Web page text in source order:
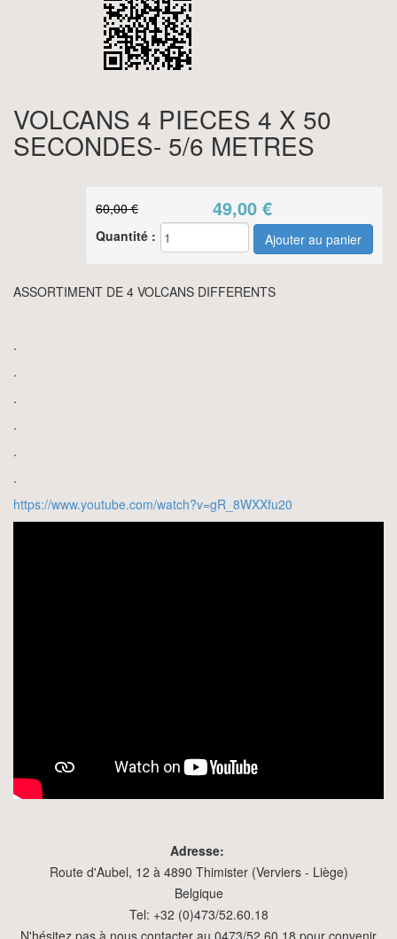
VOLCANS 4 PIECES 4 X 50
SECONDES- 5/6 METRES
60,00 € 49,00 €
Quantité :
ASSORTIMENT DE 4 VOLCANS DIFFERENTS
.
.
.
.
.
.
https://www.youtube.com/watch?v=gR_8WXXfu20
Adresse:
Route d'Aubel, 12 à 4890 Thimister (Verviers - Liège)
Belgique
Tel: +32 (0)473/52.60.18
N'hésitez pas à nous contacter au 0473/52.60.18 pour convenir